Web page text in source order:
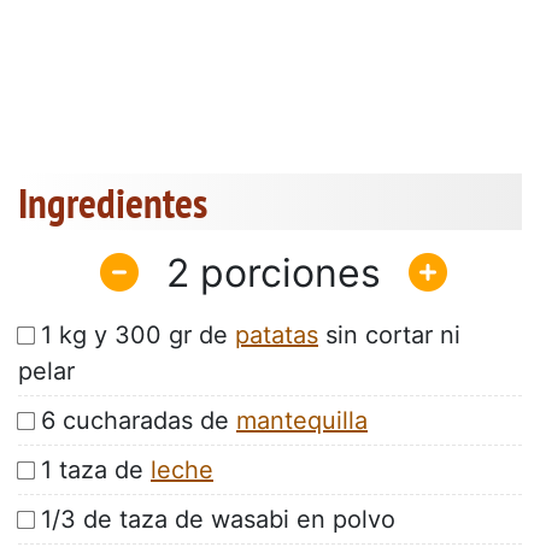
Ingredientes
2
1 kg y 300 gr de patatas sin cortar ni
pelar
6 cucharadas de mantequilla
1 taza de leche
1/3 de taza de wasabi en polvo